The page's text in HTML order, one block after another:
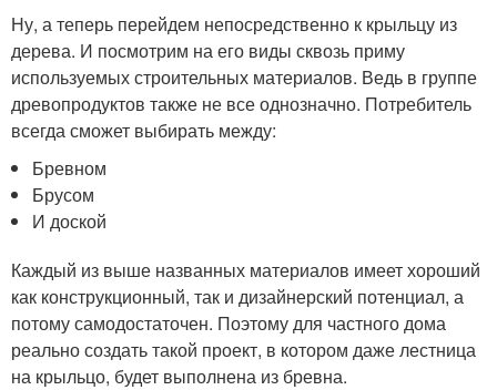
Ну, а теперь перейдем непосредственно к крыльцу из
дерева. И посмотрим на его виды сквозь приму
используемых строительных материалов. Ведь в группе
древопродуктов также не все однозначно. Потребитель
всегда сможет выбирать между:
Бревном
Брусом
И доской
Каждый из выше названных материалов имеет хороший
как конструкционный, так и дизайнерский потенциал, а
потому самодостаточен. Поэтому для частного дома
реально создать такой проект, в котором даже лестница
на крыльцо, будет выполнена из бревна.